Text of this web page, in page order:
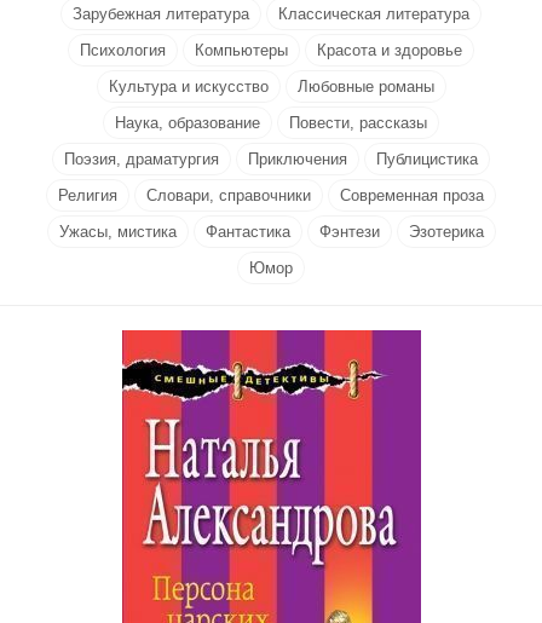
Зарубежная литература
Классическая литература
Психология
Компьютеры
Красота и здоровье
Культура и искусство
Любовные романы
Наука, образование
Повести, рассказы
Поэзия, драматургия
Приключения
Публицистика
Религия
Словари, справочники
Современная проза
Ужасы, мистика
Фантастика Фэнтези
Эзотерика
Юмор